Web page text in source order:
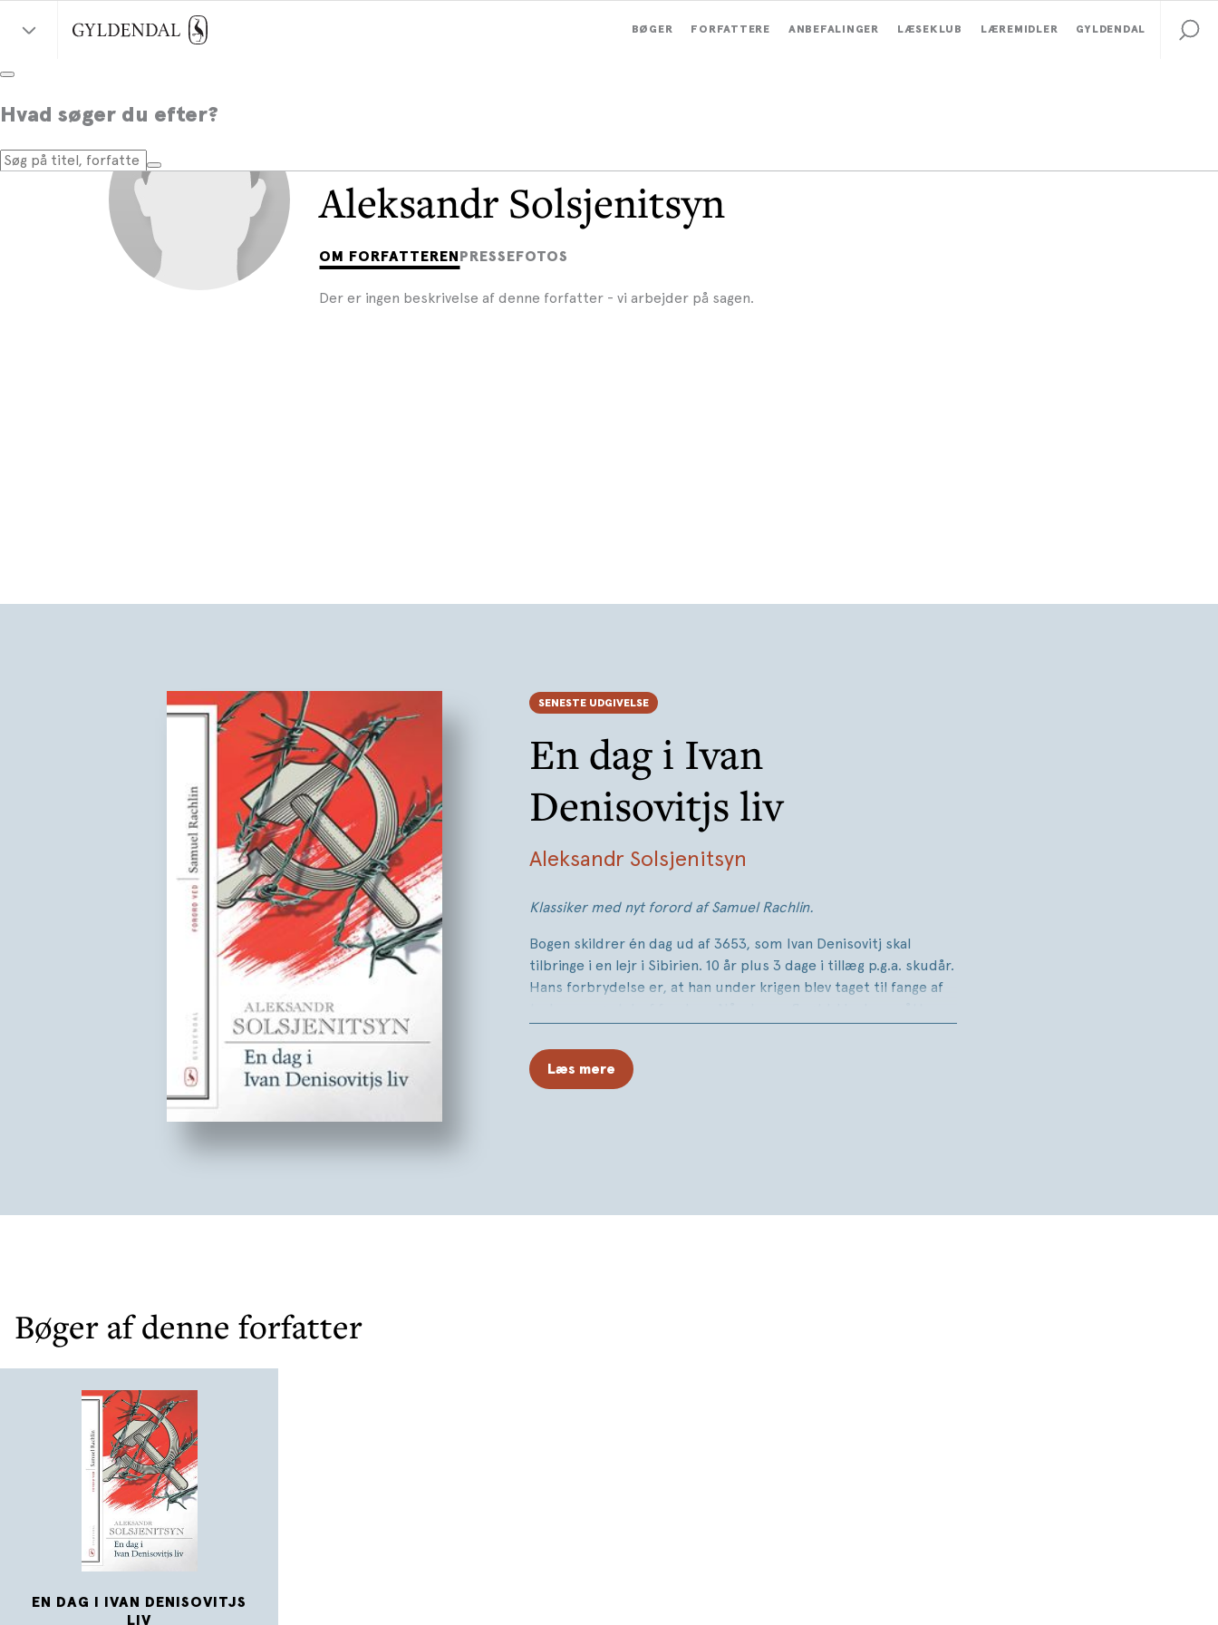
BØGER FORFATTERE ANBEFALINGER LÆSEKLUB LÆREMIDLER GYLDENDAL
Hvad søger du efter?
Aleksandr Solsjenitsyn
OM FORFATTEREN PRESSEFOTOS
Der er ingen beskrivelse af denne forfatter - vi arbejder på sagen.
SENESTE UDGIVELSE
En dag i Ivan
Denisovitjs liv
Aleksandr Solsjenitsyn
Klassiker med nyt forord af Samuel Rachlin.
Bogen skildrer én dag ud af 3653, som Ivan Denisovitj skal
tilbringe i en lejr i Sibirien. 10 år plus 3 dage i tillæg p.g.a. skudår.
Hans forbrydelse er, at han under krigen blev taget til fange af
hans dommere er ingen anden forklaring mulig. Denne dag er en
ganske normal dag i lejren. En hverdag. Faktisk en god dag, hvor
Læs mere
Bøger af denne forfatter
EN DAG I IVAN DENISOVITJS
LIV